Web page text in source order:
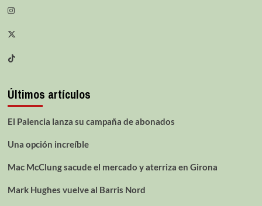
Últimos artículos
El Palencia lanza su campaña de abonados
Una opción increíble
Mac McClung sacude el mercado y aterriza en Girona
Mark Hughes vuelve al Barris Nord